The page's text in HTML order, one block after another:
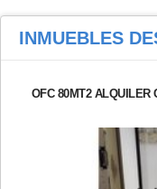
INMUEBLES
OFC 80MT2 ALQUILER